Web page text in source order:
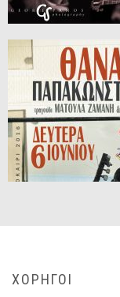
ΧΟΡΗΓΟΙ